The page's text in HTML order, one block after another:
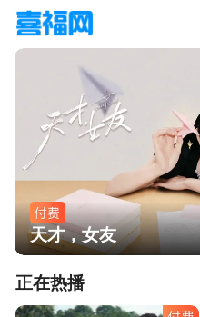
天才，女友
正在热播